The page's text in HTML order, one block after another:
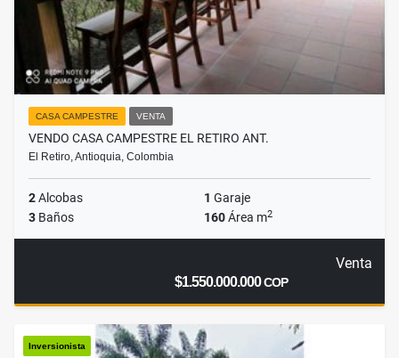
CASA CAMPESTRE VENTA
VENDO CASA CAMPESTRE EL RETIRO ANT.
El Retiro, Antioquia, Colombia
2Alcobas 1 Garaje
3 Baños 160Área m2
Venta
$1.550.000.000COP
Inversionista